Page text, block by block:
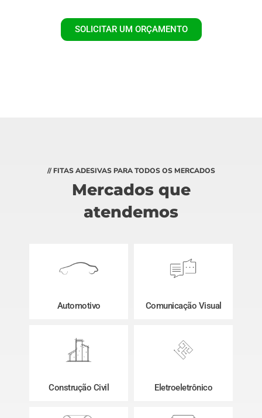
SOLICITAR UM ORÇAMENTO
// FITAS ADESIVAS PARA TODOS OS MERCADOS
Mercados que
atendemos
Automotivo Comunicação Visual
Construção Civil Eletroeletrônico